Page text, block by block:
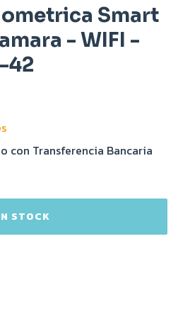
Smart
- WIFI -
42
con Transferencia Bancaria